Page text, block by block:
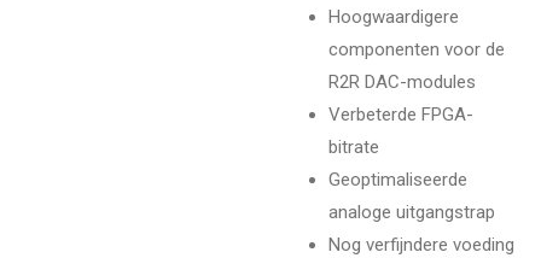
Hoogwaardigere
componenten voor de
R2R DAC-modules
Verbeterde FPGA-
bitrate
Geoptimaliseerde
analoge uitgangstrap
Nog verfijndere voeding